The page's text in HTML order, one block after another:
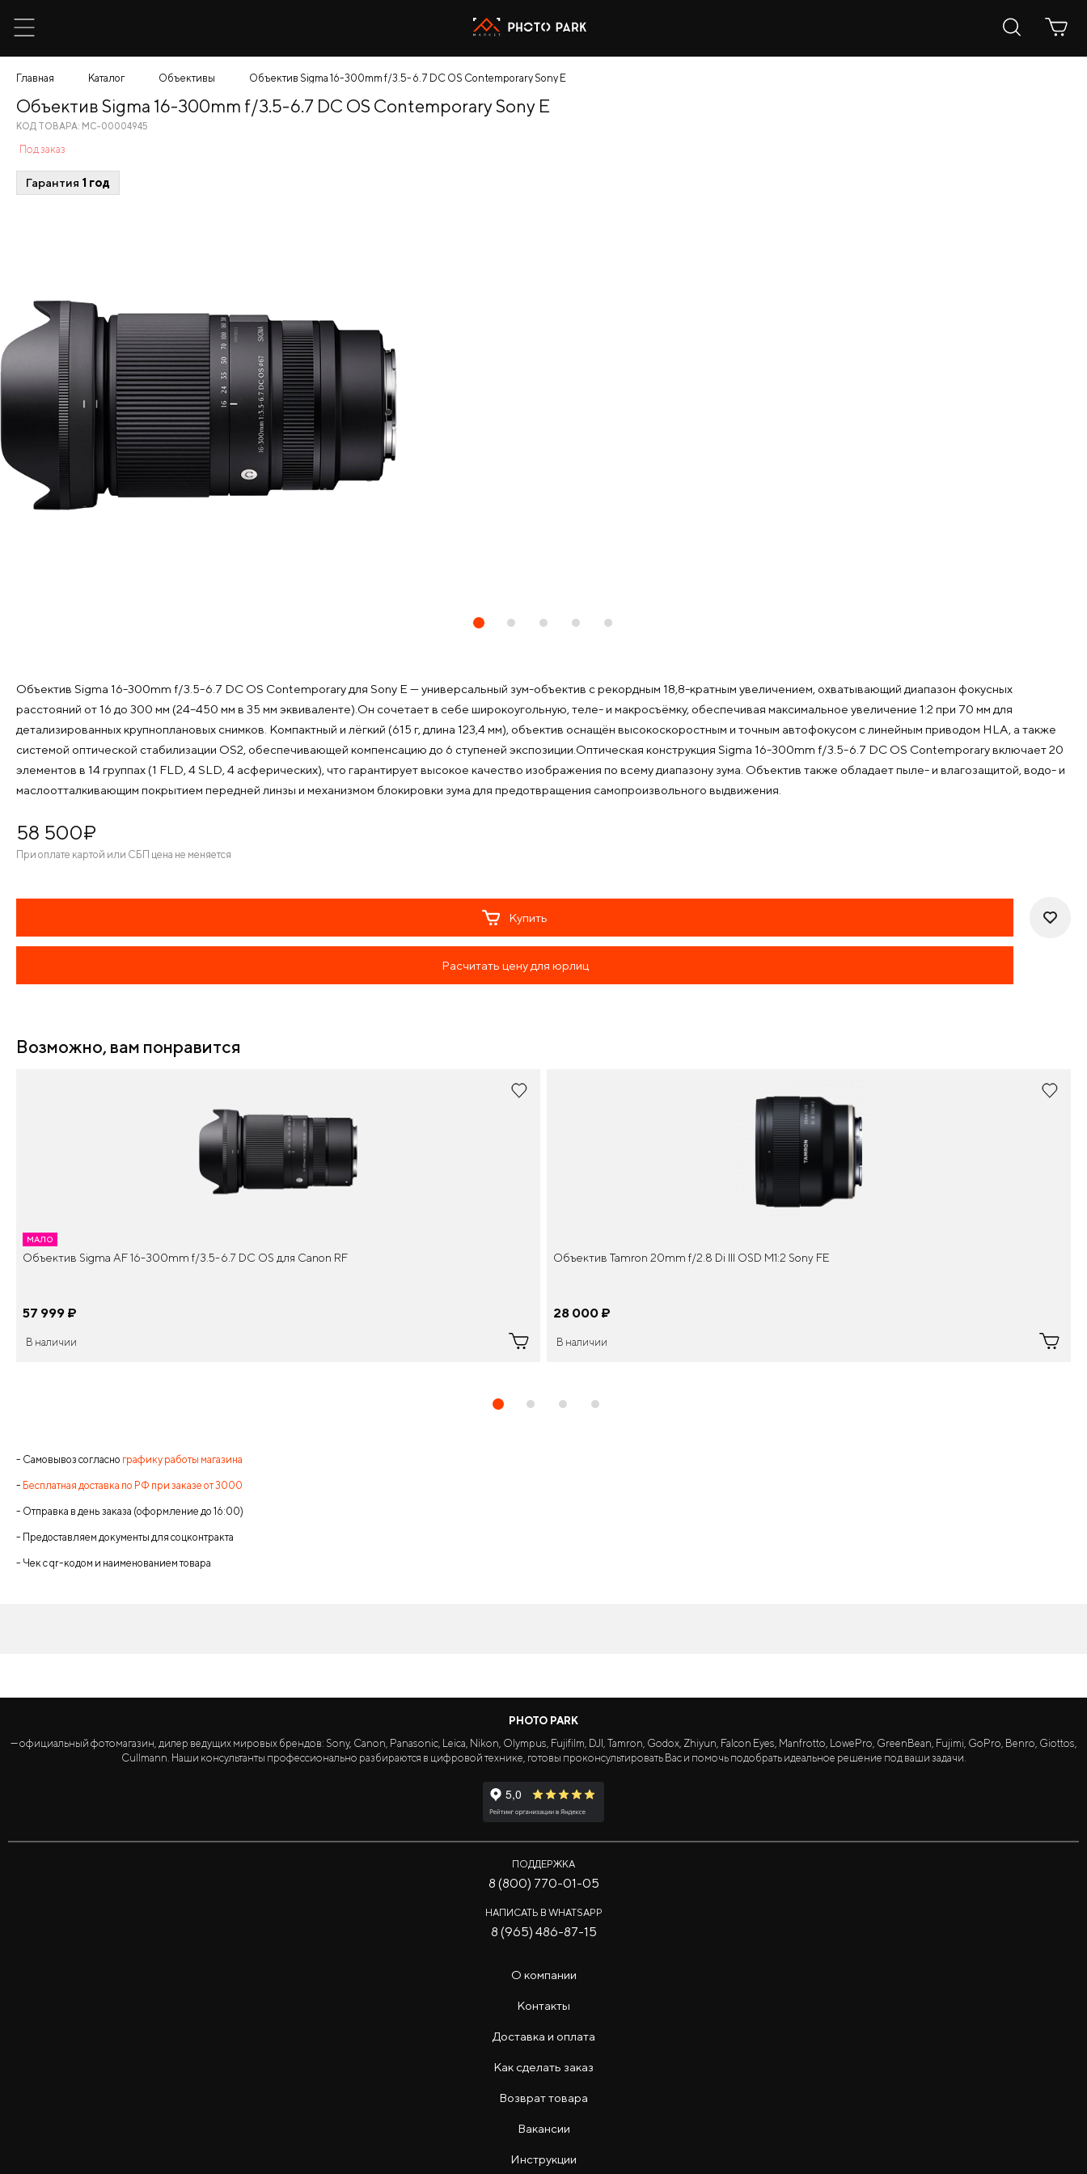
Главная Каталог Объективы Объектив Sigma 16-300mm f/3.5-6.7 DC OS Contemporary Sony E
Объектив Sigma 16-300mm f/3.5-6.7 DC OS Contemporary для Sony E — универсальный зум-объектив с рекордным 18,8-кратным увеличением, охватывающий диапазон фокусных
расстояний от 16 до 300 мм (24–450 мм в 35 мм эквиваленте).Он сочетает в себе широкоугольную, теле- и макросъёмку, обеспечивая максимальное увеличение 1:2 при 70 мм для
детализированных крупноплановых снимков. Компактный и лёгкий (615 г, длина 123,4 мм), объектив оснащён высокоскоростным и точным автофокусом с линейным приводом HLA, а также
системой оптической стабилизации OS2, обеспечивающей компенсацию до 6 ступеней экспозиции.Оптическая конструкция Sigma 16-300mm f/3.5-6.7 DC OS Contemporary включает 20
элементов в 14 группах (1 FLD, 4 SLD, 4 асферических), что гарантирует высокое качество изображения по всему диапазону зума. Объектив также обладает пыле- и влагозащитой, водо- и
маслоотталкивающим покрытием передней линзы и механизмом блокировки зума для предотвращения самопроизвольного выдвижения.
58 500¤
При оплате картой или СБП цена не меняется
Купить
Расчитать цену для юрлиц
Возможно, вам понравится
МАЛО
Объектив Sigma AF 16-300mm f/3.5-6.7 DC OS для Canon RF
57 999 ¤
В наличии
Объектив Tamron 20mm f/2.8 Di III OSD M1:2 Sony FE
28 000 ¤
В наличии
- Самовывоз согласно графику работы магазина
- Бесплатная доставка по РФ при заказе от 3000
- Отправка в день заказа (оформление до 16:00)
- Предоставляем документы для соцконтракта
- Чек с qr-кодом и наименованием товара
Объектив Sigma 16-300mm f/3.5-6.7 DC OS Contemporary Sony E
КОД ТОВАРА: МС-00004945
Под заказ
Гарантия 1 год
PHOTO PARK
— официальный фотомагазин, дилер ведущих мировых брендов: Sony, Canon, Panasonic, Leica, Nikon, Olympus, Fujifilm, DJI, Tamron, Godox, Zhiyun, Falcon Eyes, Manfrotto, LowePro, GreenBean, Fujimi, GoPro, Benro, Giottos,
Cullmann. Наши консультанты профессионально разбираются в цифровой технике, готовы проконсультировать Вас и помочь подобрать идеальное решение под ваши задачи.
ПОДДЕРЖКА
8 (800) 770-01-05
НАПИСАТЬ В WHATSAPP
8 (965) 486-87-15
О компании
Контакты
Доставка и оплата
Как сделать заказ
Возврат товара
Вакансии
Инструкции